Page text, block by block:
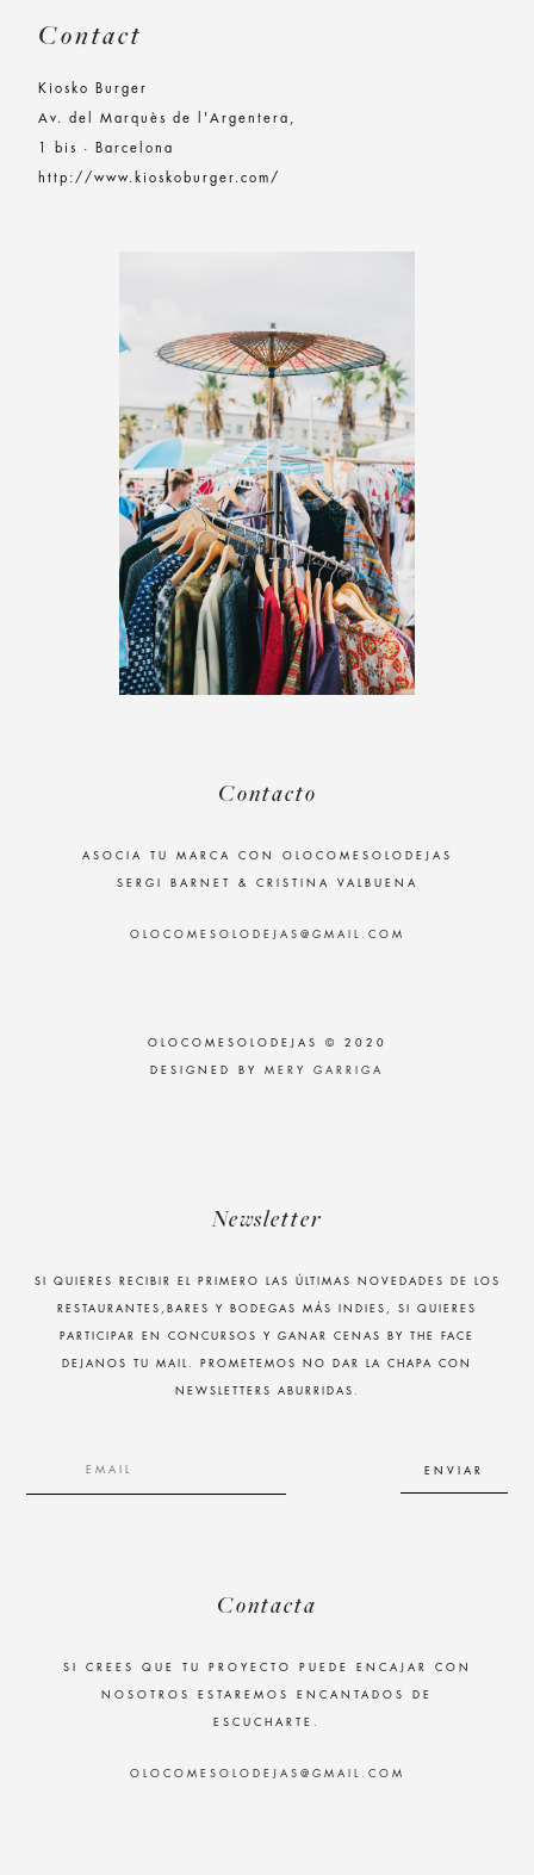
Contact
Kiosko Burger
Av. del Marquès de l'Argentera,
1 bis · Barcelona
http://www.kioskoburger.com/
Contacto
ASOCIA TU MARCA CON OLOCOMESOLODEJAS
SERGI BARNET & CRISTINA VALBUENA
OLOCOMESOLODEJAS@GMAIL.COM
OLOCOMESOLODEJAS © 2020
DESIGNED BY MERY GARRIGA
Newsletter
SI QUIERES RECIBIR EL PRIMERO LAS ÚLTIMAS NOVEDADES DE LOS
RESTAURANTES,BARES Y BODEGAS MÁS INDIES, SI QUIERES
PARTICIPAR EN CONCURSOS Y GANAR CENAS BY THE FACE
DEJANOS TU MAIL. PROMETEMOS NO DAR LA CHAPA CON
NEWSLETTERS ABURRIDAS.
Contacta
SI CREES QUE TU PROYECTO PUEDE ENCAJAR CON
NOSOTROS ESTAREMOS ENCANTADOS DE
ESCUCHARTE.
OLOCOMESOLODEJAS@GMAIL.COM